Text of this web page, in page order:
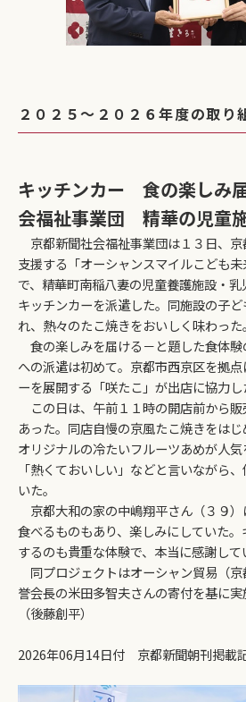
２０２５～２０２６年度の取り
キッチンカー 食の楽しみ
会福祉事業団 精華の児童
京都新聞社会福祉事業団は１３日、
支援する「オーシャンスマイルこども
で、精華町南稲八妻の児童養護施設・
キッチンカーを派遣した。同施設の子
れ、熱々のたこ焼きをおいしく味わった。
食の楽しみを届ける－と題した食体
への派遣は初めて。京都市西京区を拠
ーを展開する「咲たこ」が出店に協力し
この日は、午前１１時の開店前から
あった。同店自慢の京風たこ焼きをはじ
オリジナルの冷たいフルーツあめが人
「熱くておいしい」などと言いながら
いた。
京都大和の家の中嶋翔平さん（３９
食べるものもあり、楽しみにしていた
するのも貴重な体験で、本当に感謝して
同プロジェクトはオーシャン貿易（
誉会長の米田多智夫さんの寄付を基に実
（後藤創平）
2026年06月14日付 京都新聞朝刊掲載